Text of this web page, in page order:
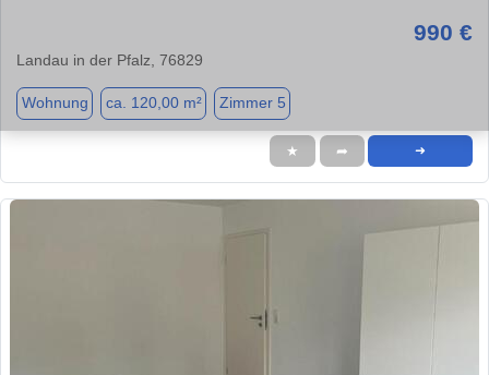
990 €
Landau in der Pfalz, 76829
Wohnung ca. 120,00 m² Zimmer 5
★ ➦ ➜